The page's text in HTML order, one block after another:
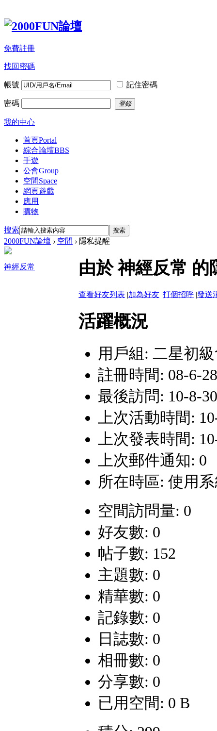
免費註冊
找回密碼
帳號 記住密碼
密碼 登錄
我的中心
首頁Portal
綜合論壇BBS
手遊
公會Group
空間Space
網頁遊戲
應用
購物
搜索 搜索
2000FUN論壇 › 空間 › 隱私提醒
神經反常 由於 神經反常
查看好友列表 |加為好友 |打個招呼 |發送
活躍概況
用戶組: 二星初
註冊時間: 08-6-
最後訪問: 10-8-
上次活動時間:
上次發表時間:
上次郵件通知: 0
所在時區: 使用
空間訪問量: 0
好友數: 0
帖子數: 152
主題數: 0
精華數: 0
記錄數: 0
日誌數: 0
相冊數: 0
分享數: 0
已用空間: 0 B